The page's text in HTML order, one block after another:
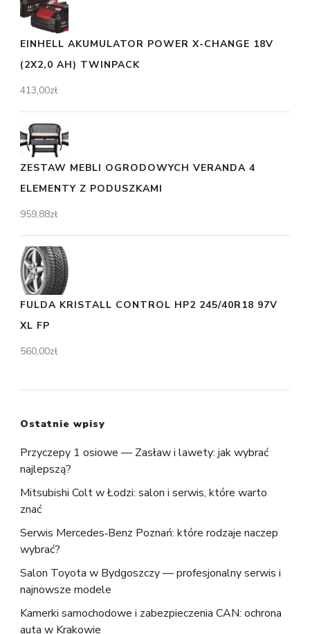
EINHELL AKUMULATOR POWER X-CHANGE 18V
(2X2,0 AH) TWINPACK
413,00zł
ZESTAW MEBLI OGRODOWYCH VERANDA 4
ELEMENTY Z PODUSZKAMI
959,88zł
FULDA KRISTALL CONTROL HP2 245/40R18 97V
XL FP
560,00zł
Ostatnie wpisy
Przyczepy 1 osiowe — Zasław i lawety: jak wybrać
najlepszą?
Mitsubishi Colt w Łodzi: salon i serwis, które warto
znać
Serwis Mercedes‑Benz Poznań: które rodzaje naczep
wybrać?
Salon Toyota w Bydgoszczy — profesjonalny serwis i
najnowsze modele
Kamerki samochodowe i zabezpieczenia CAN: ochrona
auta w Krakowie